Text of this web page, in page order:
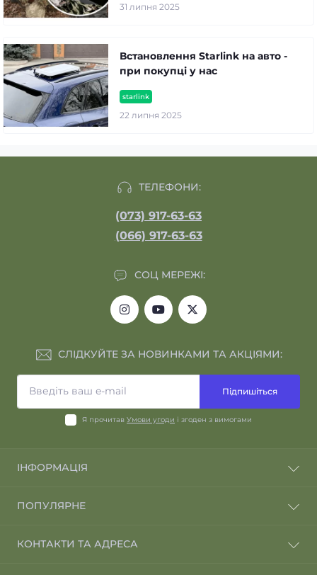
31 липня 2025
starlink
22 липня 2025
Встановлення Starlink на авто -
при покупці у нас
ТЕЛЕФОНИ:
(073) 917-63-63
(066) 917-63-63
СОЦ МЕРЕЖІ:
СЛІДКУЙТЕ ЗА НОВИНКАМИ ТА АКЦІЯМИ:
Підпишіться
Я прочитав Умови угоди і згоден з вимогами
ІНФОРМАЦІЯ
Відгуки клієнтів
Умови угоди
ПОПУЛЯРНЕ
Бронепластини
КОНТАКТИ ТА АДРЕСА